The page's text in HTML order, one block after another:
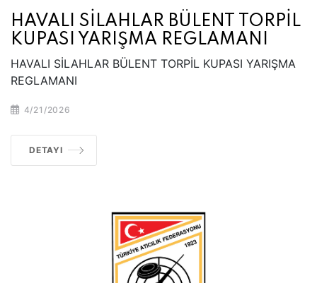
HAVALI SİLAHLAR BÜLENT TORPİL
KUPASI YARIŞMA REGLAMANI
HAVALI SİLAHLAR BÜLENT TORPİL KUPASI YARIŞMA
REGLAMANI
4/21/2026
DETAYI